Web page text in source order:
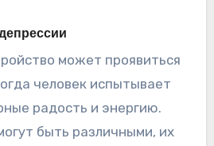
может проявиться
человек испытывает
радость и энергию.
быть различными, их